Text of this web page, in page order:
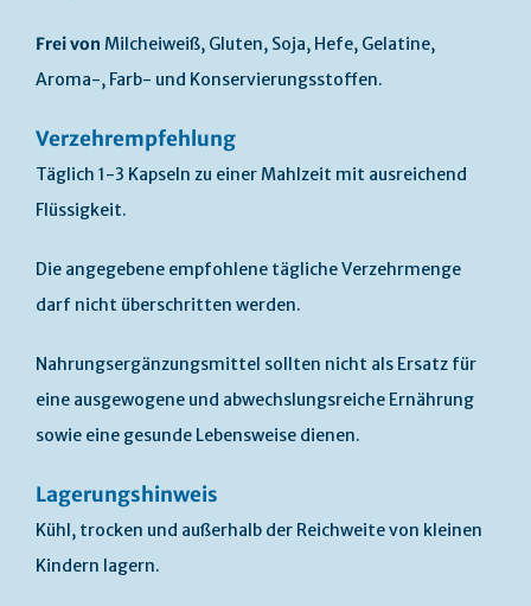
Frei von Milcheiweiß, Gluten, Soja, Hefe, Gelatine,
Aroma-, Farb- und Konservierungsstoffen.
Verzehrempfehlung
Täglich 1-3 Kapseln zu einer Mahlzeit mit ausreichend
Flüssigkeit.
Die angegebene empfohlene tägliche Verzehrmenge
darf nicht überschritten werden.
Nahrungsergänzungsmittel sollten nicht als Ersatz für
eine ausgewogene und abwechslungsreiche Ernährung
sowie eine gesunde Lebensweise dienen.
Lagerungshinweis
Kühl, trocken und außerhalb der Reichweite von kleinen
Kindern lagern.